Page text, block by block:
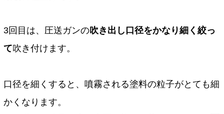
3回目は、圧送ガンの吹き出し口径をかなり細く絞っ
て吹き付けます。
口径を細くすると、噴霧される塗料の粒子がとても細
かくなります。